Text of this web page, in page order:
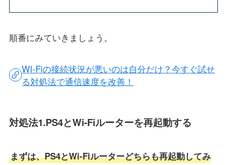
順番にみていきましょう。
WI-Fiの接続状況が悪いのは自分だけ？今すぐ試せ
る対処法で通信速度を改善！
対処法1.PS4とWi-Fiルーターを再起動する
まずは、PS4とWi-Fiルーターどちらも再起動してみ